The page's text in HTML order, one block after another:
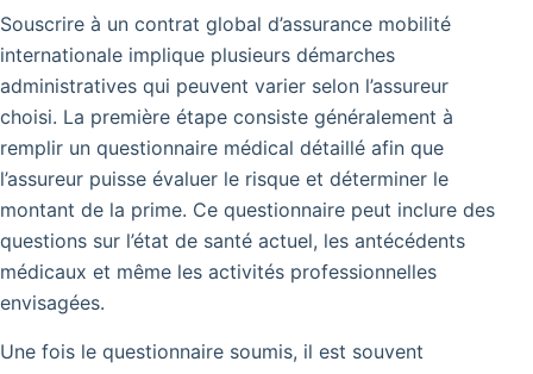
Souscrire à un contrat global d’assurance mobilité
internationale implique plusieurs démarches
administratives qui peuvent varier selon l’assureur
choisi. La première étape consiste généralement à
remplir un questionnaire médical détaillé afin que
l’assureur puisse évaluer le risque et déterminer le
montant de la prime. Ce questionnaire peut inclure des
questions sur l’état de santé actuel, les antécédents
médicaux et même les activités professionnelles
envisagées.
Une fois le questionnaire soumis, il est souvent